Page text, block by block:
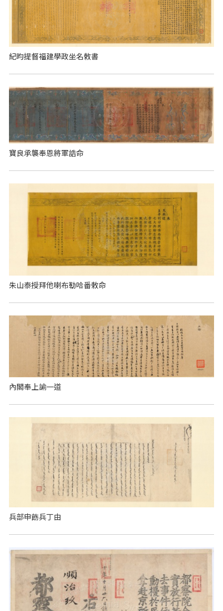
紀昀提督福建學政坐名敕書
寶良承襲奉恩將軍誥命
朱山泰授拜他喇布勒哈番敕命
內閣奉上諭一道
兵部申飭兵丁由